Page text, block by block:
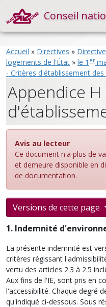
Conseil
Accueil » Directives »
logements de l'État » le 1 er
- Critères d'établissement des
Appendice
Avis au lecteur
Ce document n'a plus de
et demeure disponible en
de documentation.
Versions de cette page
1. Indemnité
La présente indemnité est
critères régissant
vertu des articles 2.3 à 2.5
Aux fins de l'IE, sont pris en
l'accessibilité. Chaque degré
qu'indiqué ci‑dessous. Sous